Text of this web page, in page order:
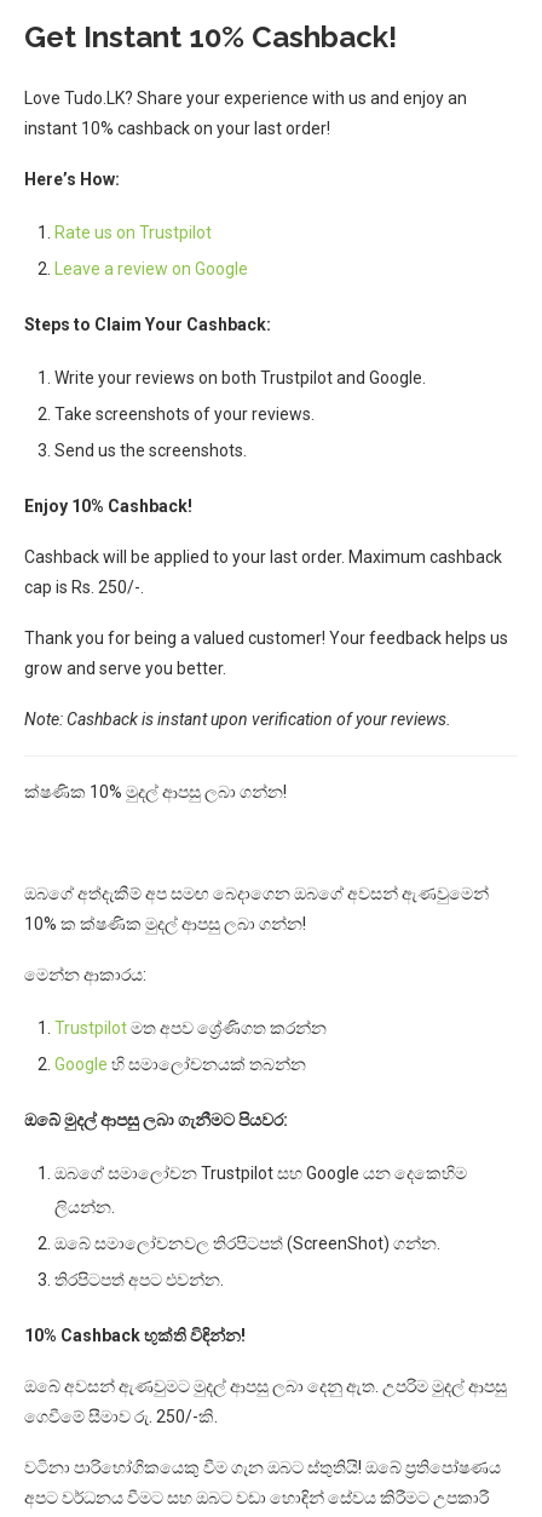
Get Instant 10% Cashback!
Love Tudo.LK? Share your experience with us and enjoy an
instant 10% cashback on your last order!
Here’s How:
Rate us on Trustpilot
Leave a review on Google
Steps to Claim Your Cashback:
Write your reviews on both Trustpilot and Google.
Take screenshots of your reviews.
Send us the screenshots.
Enjoy 10% Cashback!
Cashback will be applied to your last order. Maximum cashback
cap is Rs. 250/-.
Thank you for being a valued customer! Your feedback helps us
grow and serve you better.
Note: Cashback is instant upon verification of your reviews.
ක්ෂණික 10% මුදල් ආපසු ලබා ගන්න!
ඔබගේ අත්දැකීම් අප සමඟ බෙදාගෙන ඔබගේ අවසන් ඇණවුමෙන්
10% ක ක්ෂණික මුදල් ආපසු ලබා ගන්න!
මෙන්න ආකාරය:
Trustpilotමත අපව ශ්‍රේණිගත කරන්න
Google හි සමාලෝචනයක් තබන්න
ඔබේ මුදල් ආපසු ලබා ගැනීමට පියවර:
ඔබගේ සමාලෝචන Trustpilot සහ Google යන දෙකෙහිම
ලියන්න.
ඔබේ සමාලෝචනවල තිරපිටපත් (ScreenShot) ගන්න.
තිරපිටපත් අපට එවන්න.
10% Cashback භුක්ති විඳින්න!
ඔබේ අවසන් ඇණවුමට මුදල් ආපසු ලබා දෙනු ඇත. උපරිම මුදල් ආපසු
ගෙවීමේ සීමාව රු. 250/-කි.
වටිනා පාරිභෝගිකයෙකු වීම ගැන ඔබට ස්තුතියි! ඔබේ ප්‍රතිපෝෂණය
අපට වර්ධනය වීමට සහ ඔබට වඩා හොඳින් සේවය කිරීමට උපකාරී